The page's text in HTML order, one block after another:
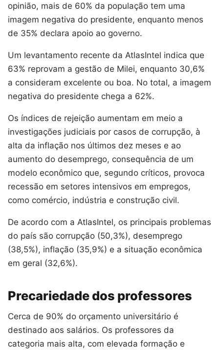
opinião, mais de 60% da população tem uma
imagem negativa do presidente, enquanto menos
de 35% declara apoio ao governo.
Um levantamento recente da AtlasIntel indica que
63% reprovam a gestão de Milei, enquanto 30,6%
a consideram excelente ou boa. No total, a imagem
negativa do presidente chega a 62%.
Os índices de rejeição aumentam em meio a
investigações judiciais por casos de corrupção, à
alta da inflação nos últimos dez meses e ao
aumento do desemprego, consequência de um
modelo econômico que, segundo críticos, provoca
recessão em setores intensivos em empregos,
como comércio, indústria e construção civil.
De acordo com a AtlasIntel, os principais problemas
do país são corrupção (50,3%), desemprego
(38,5%), inflação (35,9%) e a situação econômica
em geral (32,6%).
Precariedade dos professores
Cerca de 90% do orçamento universitário é
destinado aos salários. Os professores da
categoria mais alta, com elevada formação e